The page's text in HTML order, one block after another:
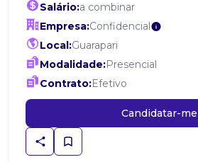
Salário:a combinar
Empresa:Confidencial
Local:Guarapari
Modalidade:Presencial
Contrato:Efetivo
Candidatar-me